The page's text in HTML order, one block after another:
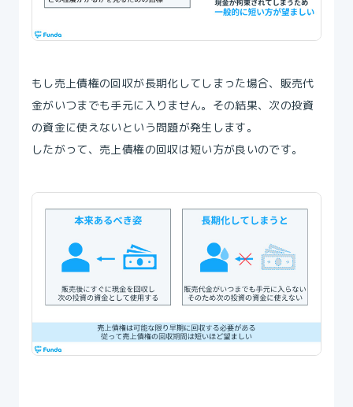
もし売上債権の回収が長期化してしまった場合、販売代
金がいつまでも手元に入りません。その結果、次の投資
の資金に使えないという問題が発生します。
したがって、売上債権の回収は短い方が良いのです。